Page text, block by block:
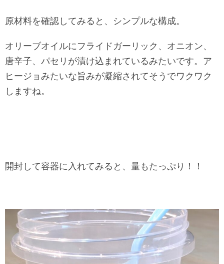
原材料を確認してみると、シンプルな構成。
オリーブオイルにフライドガーリック、オニオン、
唐辛子、パセリが漬け込まれているみたいです。ア
ヒージョみたいな旨みが凝縮されてそうでワクワク
しますね。
開封して容器に入れてみると、量もたっぷり！！